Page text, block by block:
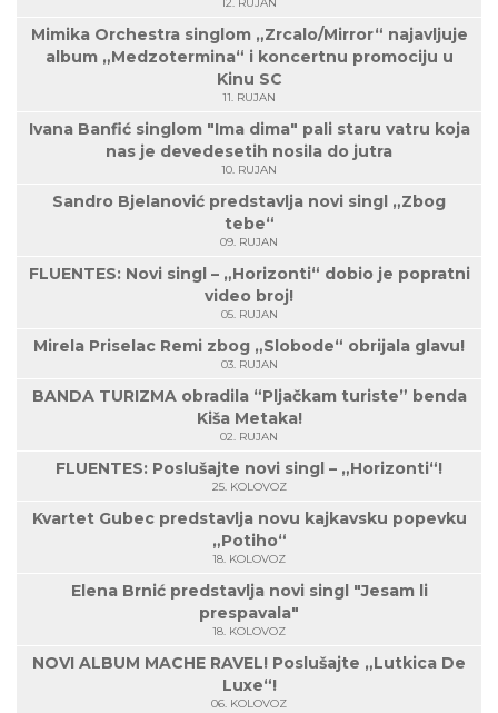
12. RUJAN
Mimika Orchestra singlom „Zrcalo/Mirror“ najavljuje
album „Medzotermina“ i koncertnu promociju u
Kinu SC
11. RUJAN
Ivana Banfić singlom "Ima dima" pali staru vatru koja
nas je devedesetih nosila do jutra
10. RUJAN
Sandro Bjelanović predstavlja novi singl „Zbog
tebe“
09. RUJAN
FLUENTES: Novi singl – „Horizonti“ dobio je popratni
video broj!
05. RUJAN
Mirela Priselac Remi zbog „Slobode“ obrijala glavu!
03. RUJAN
BANDA TURIZMA obradila “Pljačkam turiste” benda
Kiša Metaka!
02. RUJAN
FLUENTES: Poslušajte novi singl – „Horizonti“!
25. KOLOVOZ
Kvartet Gubec predstavlja novu kajkavsku popevku
„Potiho“
18. KOLOVOZ
Elena Brnić predstavlja novi singl "Jesam li
prespavala"
18. KOLOVOZ
NOVI ALBUM MACHE RAVEL! Poslušajte „Lutkica De
Luxe“!
06. KOLOVOZ